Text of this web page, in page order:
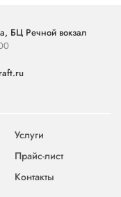
БЦ Речной вокзал
Услуги
Прайс-лист
Контакты